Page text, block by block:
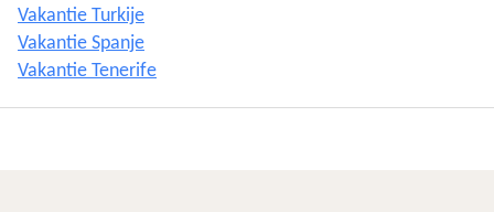
Vakantie Turkije
Vakantie Spanje
Vakantie Tenerife